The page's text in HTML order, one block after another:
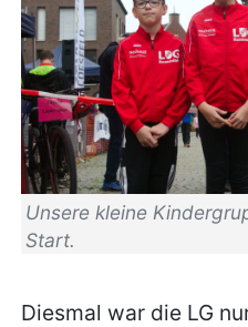
Unsere kleine
Start.
Diesmal war die LG